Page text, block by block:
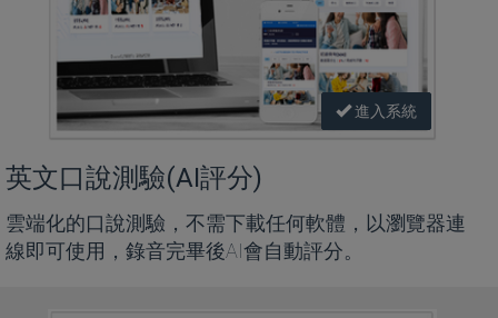
進入系統
英文口說測驗(AI評分)
雲端化的口說測驗，不需下載任何軟體，以瀏覽器連
線即可使用，錄音完畢後AI會自動評分。